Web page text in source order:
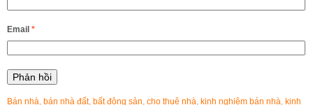
Email *
Bán nhà bán nhà đất, bất động sản cho thuê nhà kinh nghiệm bán nhà kinh